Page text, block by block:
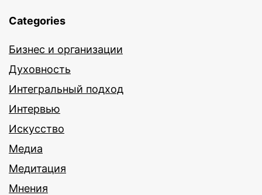
Categories
Бизнес и организации
Духовность
Интегральный подход
Интервью
Искусство
Медиа
Медитация
Мнения